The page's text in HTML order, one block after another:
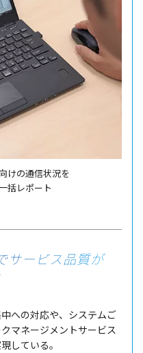
けの通信状況を
括レポート
サービス品質が
への対応や、 システムご
マネージメントサービス
している。